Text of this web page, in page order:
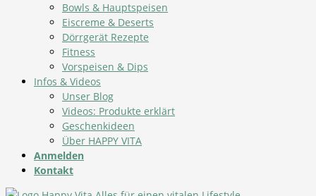
Bowls & Hauptspeisen
Eiscreme & Deserts
Dörrgerät Rezepte
Fitness
Vorspeisen & Dips
Infos & Videos
Unser Blog
Videos: Produkte erklärt
Geschenkideen
Über HAPPY VITA
Anmelden
Kontakt